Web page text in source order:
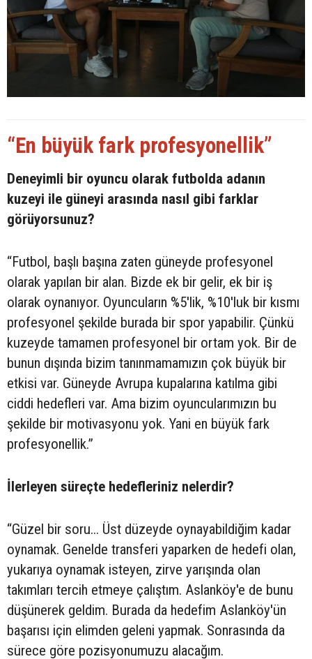
“En büyük fark profesyonellik”
Deneyimli bir oyuncu olarak futbolda adanın
kuzeyi ile güneyi arasında nasıl gibi farklar
görüyorsunuz?
“Futbol, başlı başına zaten güneyde profesyonel
olarak yapılan bir alan. Bizde ek bir gelir, ek bir iş
olarak oynanıyor. Oyuncuların %5'lik, %10'luk bir kısmı
profesyonel şekilde burada bir spor yapabilir. Çünkü
kuzeyde tamamen profesyonel bir ortam yok. Bir de
bunun dışında bizim tanınmamamızın çok büyük bir
etkisi var. Güneyde Avrupa kupalarına katılma gibi
ciddi hedefleri var. Ama bizim oyuncularımızın bu
şekilde bir motivasyonu yok. Yani en büyük fark
profesyonellik.”
İlerleyen süreçte hedefleriniz nelerdir?
“Güzel bir soru... Üst düzeyde oynayabildiğim kadar
oynamak. Genelde transferi yaparken de hedefi olan,
yukarıya oynamak isteyen, zirve yarışında olan
takımları tercih etmeye çalıştım. Aslanköy'e de bunu
düşünerek geldim. Burada da hedefim Aslanköy'ün
başarısı için elimden geleni yapmak. Sonrasında da
sürece göre pozisyonumuzu alacağım.